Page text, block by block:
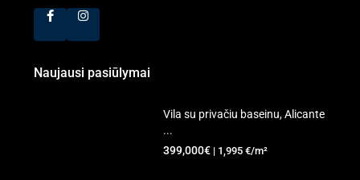
Naujausi pasiūlymai
Vila su privačiu baseinu, Alicante
...
399,000€ | 1,995 €/m²